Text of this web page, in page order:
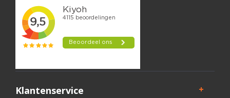
Klantenservice